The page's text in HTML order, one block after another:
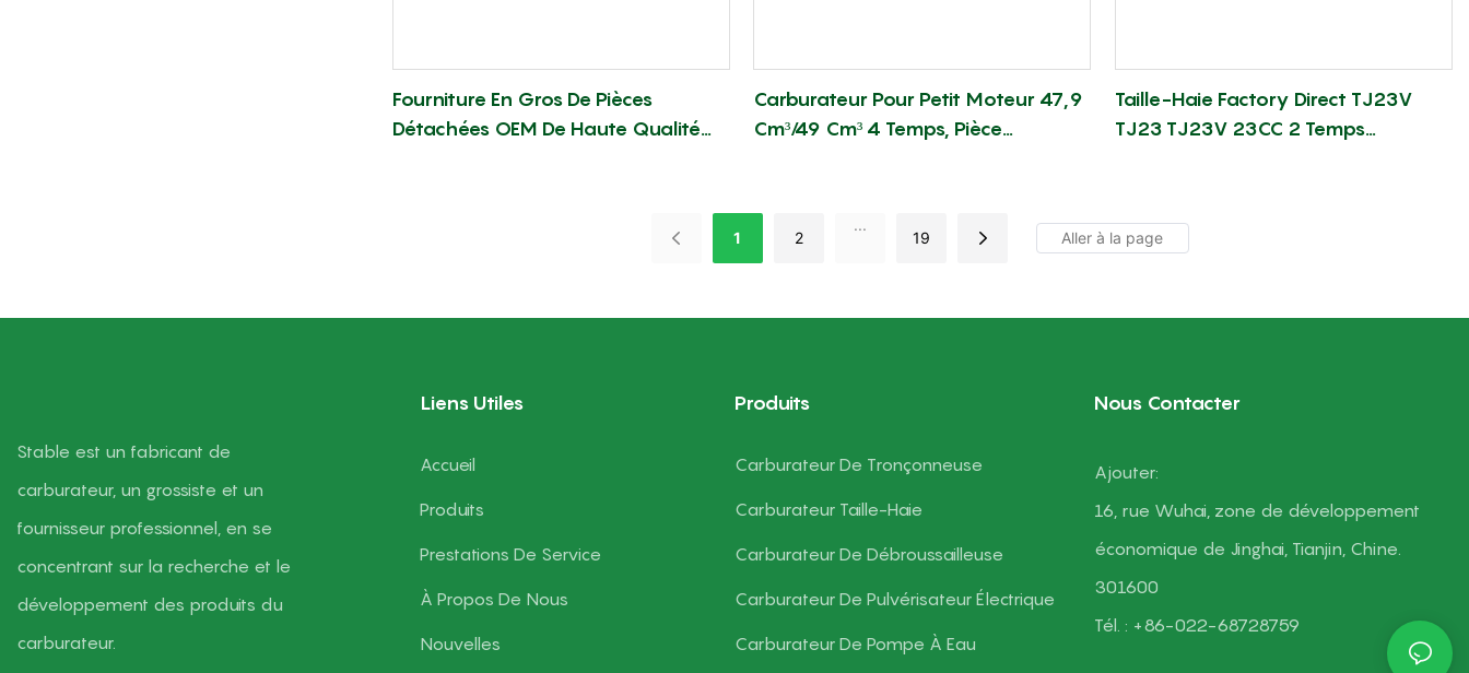
Fourniture En Gros De Pièces
Détachées OEM De Haute Qualité
Carburateur Pour Petit Moteur 47,9
Cm³/49 Cm³ 4 Temps, Pièce
Taille-Haie Factory Direct TJ23V
TJ23 TJ23V 23CC 2 Temps
1 2
...
19
Stable est un fabricant de
carburateur, un grossiste et un
fournisseur professionnel, en se
concentrant sur la recherche et le
développement des produits du
carburateur.
Liens Utiles
Accueil
Produits
Prestations De Service
À Propos De Nous
Nouvelles
Produits
Carburateur De Tronçonneuse
Carburateur Taille-Haie
Carburateur De Débroussailleuse
Carburateur De Pulvérisateur Électrique
Carburateur De Pompe À Eau
Nous Contacter
Ajouter:
16, rue Wuhai, zone de développement
économique de Jinghai, Tianjin, Chine.
301600
Tél. : +86-022-68728759